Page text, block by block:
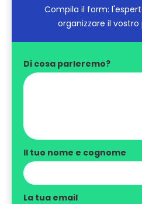
Compila il form:
organizzare il
Di cosa parleremo?
Il tuo nome e cognome
La tua email